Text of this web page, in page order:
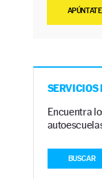
APÚNTATE
SERVICIOS
Encuentra
BUSCAR